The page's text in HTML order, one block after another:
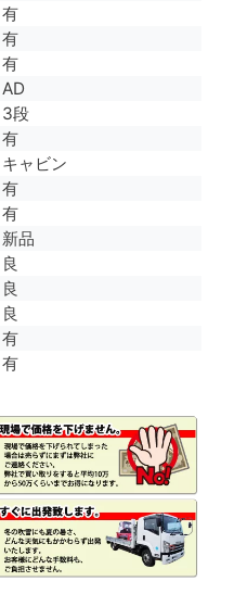
有
有
有
AD
3段
有
キャビン
有
有
新品
良
良
良
有
有